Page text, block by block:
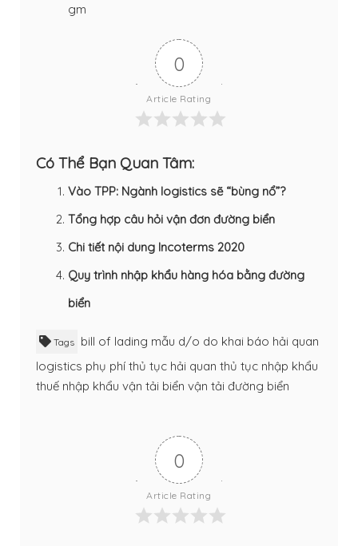
gm
0
Article Rating
Có Thể Bạn Quan Tâm:
Vào TPP: Ngành logistics sẽ “bùng nổ”?
Tổng hợp câu hỏi vận đơn đường biển
Chi tiết nội dung Incoterms 2020
Quy trình nhập khẩu hàng hóa bằng đường
biển
Tags bill of lading mẫu d/o do khai báo hải quan
logistics phụ phí thủ tục hải quan thủ tục nhập khẩu
thuế nhập khẩu vận tải biển vận tải đường biển
0
Article Rating